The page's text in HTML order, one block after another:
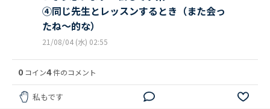
④同じ先生とレッスンするとき（また会っ
たね～的な）
21/08/04 (水) 02:55
0 コイン4件のコメント
私もです